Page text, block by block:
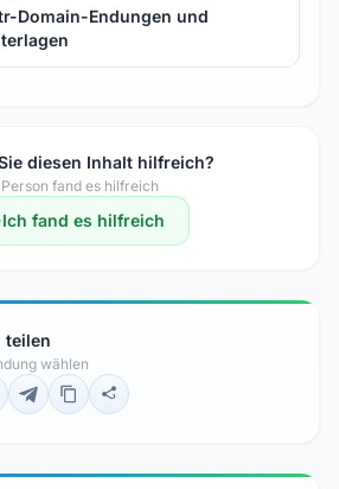
Domain-Endungen und
diesen Inhalt hilfreich?
Person fand es hilfreich
Ich fand es hilfreich
teilen
wählen